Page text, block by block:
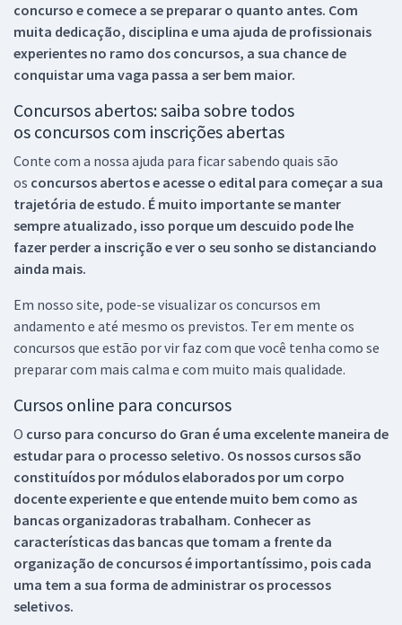
concurso e comece a se preparar o quanto antes. Com
muita dedicação, disciplina e uma ajuda de profissionais
experientes no ramo dos concursos, a sua chance de
conquistar uma vaga passa a ser bem maior.
Concursos abertos: saiba sobre todos
os concursos com inscrições abertas
Conte com a nossa ajuda para ficar sabendo quais são
os concursos abertos e acesse o edital para começar a sua
trajetória de estudo. É muito importante se manter
sempre atualizado, isso porque um descuido pode lhe
fazer perder a inscrição e ver o seu sonho se distanciando
ainda mais.
Em nosso site, pode-se visualizar os concursos em
andamento e até mesmo os previstos. Ter em mente os
concursos que estão por vir faz com que você tenha como se
preparar com mais calma e com muito mais qualidade.
Cursos online para concursos
O curso para concurso do Gran é uma excelente maneira de
estudar para o processo seletivo. Os nossos cursos são
constituídos por módulos elaborados por um corpo
docente experiente e que entende muito bem como as
bancas organizadoras trabalham. Conhecer as
características das bancas que tomam a frente da
organização de concursos é importantíssimo, pois cada
uma tem a sua forma de administrar os processos
seletivos.